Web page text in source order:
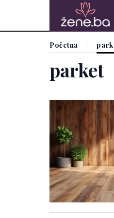
Početna
parket